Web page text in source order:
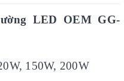
LED OEM GG-
150W, 200W